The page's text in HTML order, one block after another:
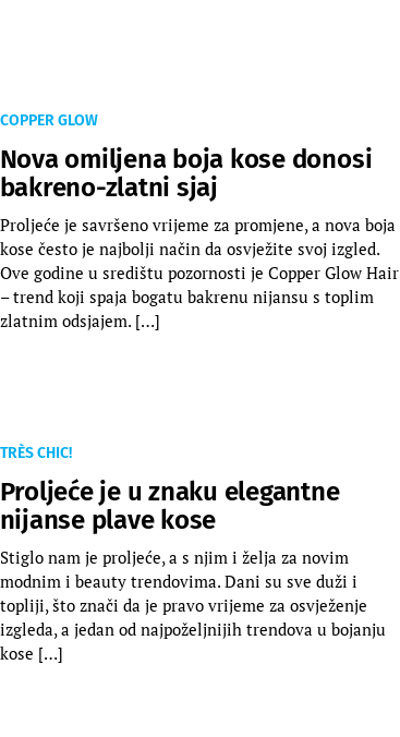
COPPER GLOW
Nova omiljena boja kose donosi
bakreno-zlatni sjaj
Proljeće je savršeno vrijeme za promjene, a nova boja
kose često je najbolji način da osvježite svoj izgled.
Ove godine u središtu pozornosti je Copper Glow Hair
– trend koji spaja bogatu bakrenu nijansu s toplim
zlatnim odsjajem. […]
TRÈS CHIC!
Proljeće je u znaku elegantne
nijanse plave kose
Stiglo nam je proljeće, a s njim i želja za novim
modnim i beauty trendovima. Dani su sve duži i
topliji, što znači da je pravo vrijeme za osvježenje
izgleda, a jedan od najpoželjnijih trendova u bojanju
kose […]